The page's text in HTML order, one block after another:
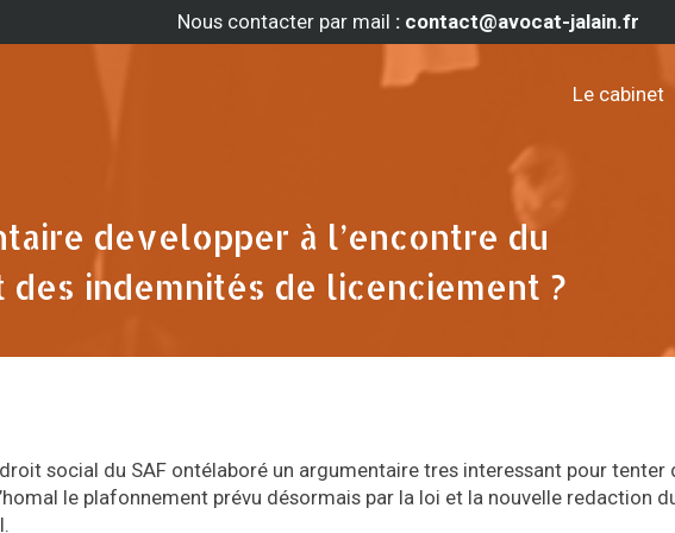
Nous contacter par mail : contact@avocat-jalain.fr
Le cabinet
developper à l’encontre du
indemnités de licenciement ?
social du SAF ontélaboré un argumentaire tres interessant pour tenter
le plafonnement prévu désormais par la loi et la nouvelle redaction